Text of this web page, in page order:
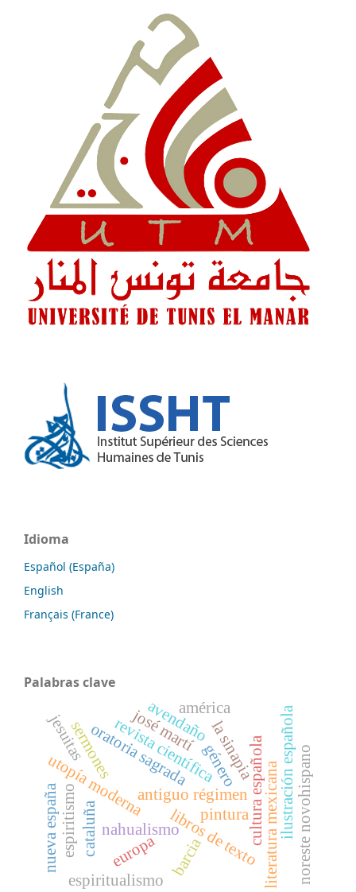
Idioma
Español (España)
English
Français (France)
Palabras clave
revista científica
antiguo régimencultura española
género
libros de textoliteratura mexicana
nahualismo
la sinapia
utopía moderna ilustración española
avendaño
espiritismo barcia
oratoria sagrada
sermones
europa
américa
josé martí
espiritualismo
cataluña noreste novohispano
jesuitas
nueva españa pintura